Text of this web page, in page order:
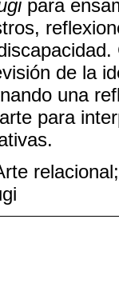
para
de la
una
para